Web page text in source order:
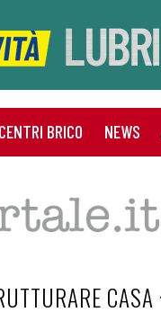
CENTRI BRICO NEWS
CASA